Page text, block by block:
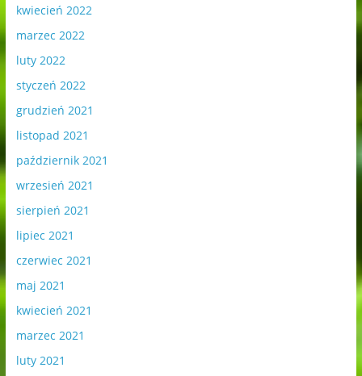
kwiecień 2022
marzec 2022
luty 2022
styczeń 2022
grudzień 2021
listopad 2021
październik 2021
wrzesień 2021
sierpień 2021
lipiec 2021
czerwiec 2021
maj 2021
kwiecień 2021
marzec 2021
luty 2021